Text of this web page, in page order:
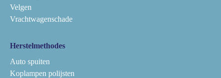
Velgen
Vrachtwagenschade
Herstelmethodes
Auto spuiten
Koplampen polijsten